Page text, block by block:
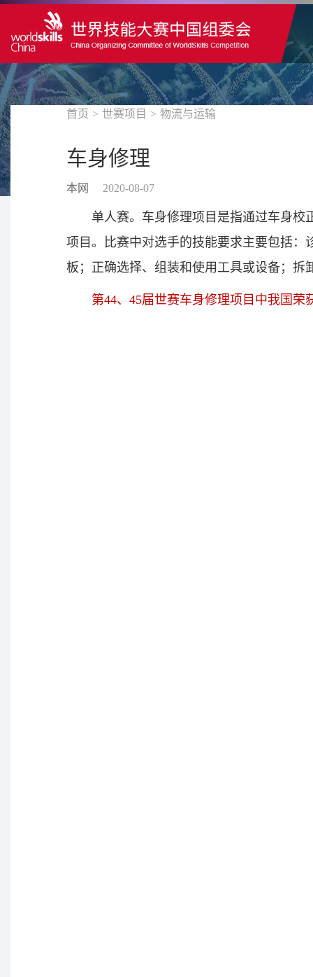
首页 > 世赛项目 > 物流与运输
车身修理
本网 2020-08-07
单人赛。车身修理项目是指通过车身
项目。比赛中对选手的技能要求主要包括
板；正确选择、组装和使用工具或设备；拆
第44、45届世赛车身修理项目中我国荣